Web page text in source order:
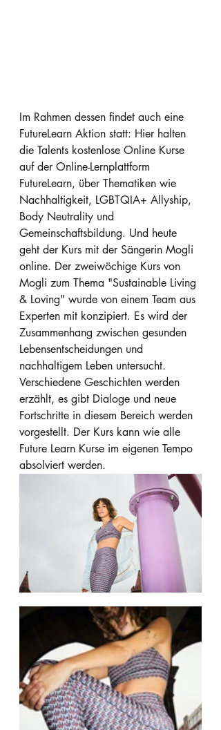
Im Rahmen dessen findet auch eine
FutureLearn Aktion statt: Hier halten
die Talents kostenlose Online Kurse
auf der Online-Lernplattform
FutureLearn, über Thematiken wie
Nachhaltigkeit, LGBTQIA+ Allyship,
Body Neutrality und
Gemeinschaftsbildung. Und heute
geht der Kurs mit der Sängerin Mogli
online. Der zweiwöchige Kurs von
Mogli zum Thema "Sustainable Living
& Loving" wurde von einem Team aus
Experten mit konzipiert. Es wird der
Zusammenhang zwischen gesunden
Lebensentscheidungen und
nachhaltigem Leben untersucht.
Verschiedene Geschichten werden
erzählt, es gibt Dialoge und neue
Fortschritte in diesem Bereich werden
vorgestellt. Der Kurs kann wie alle
Future Learn Kurse im eigenen Tempo
absolviert werden.